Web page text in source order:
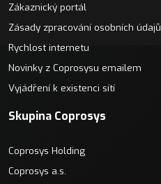
Zákaznický portál
Zásady zpracování osobních údajů
Rychlost internetu
Novinky z Coprosysu emailem
Vyjádření k existenci sítí
Skupina Coprosys
Coprosys Holding
Coprosys a.s.